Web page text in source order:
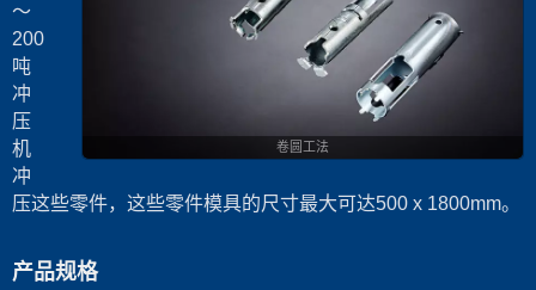
卷圆工法
～
200
吨
冲
压
机
冲
压这些零件，这些零件模具的尺寸最大可达500 x 1800mm。
产品规格